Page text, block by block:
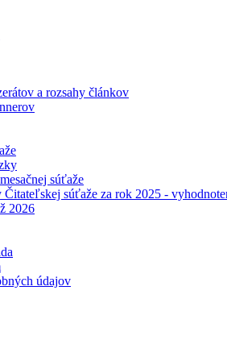
a rozsahy článkov
súťaže
Čitateľskej súťaže za rok 2025 -
2026
údajov